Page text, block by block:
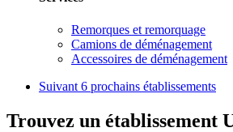
Remorques et remorquage
Camions de déménagement
Accessoires de déménagement
Suivant 6 prochains établissements
Trouvez un établissement